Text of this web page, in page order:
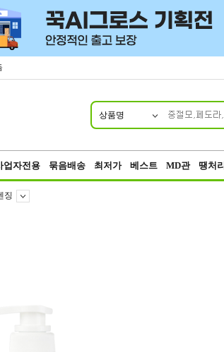
상품명
업자전용 묶음배송 최저가 베스트 MD관 땡처리
징